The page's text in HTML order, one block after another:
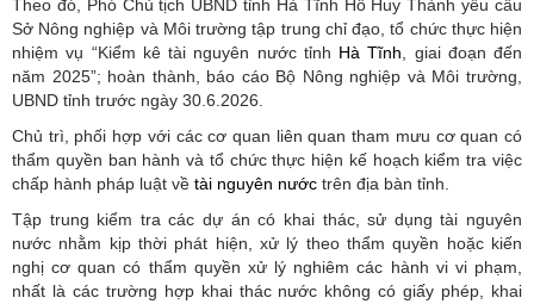
Theo đó, Phó Chủ tịch UBND tỉnh Hà Tĩnh Hồ Huy Thành yêu cầu
Sở Nông nghiệp và Môi trường tập trung chỉ đạo, tổ chức thực hiện
nhiệm vụ “Kiểm kê tài nguyên nước tỉnh Hà Tĩnh , giai đoạn đến
năm 2025”; hoàn thành, báo cáo Bộ Nông nghiệp và Môi trường,
UBND tỉnh trước ngày 30.6.2026.
Chủ trì, phối hợp với các cơ quan liên quan tham mưu cơ quan có
thẩm quyền ban hành và tổ chức thực hiện kế hoạch kiểm tra việc
chấp hành pháp luật về tài nguyên nước trên địa bàn tỉnh.
Tập trung kiểm tra các dự án có khai thác, sử dụng tài nguyên
nước nhằm kịp thời phát hiện, xử lý theo thẩm quyền hoặc kiến
nghị cơ quan có thẩm quyền xử lý nghiêm các hành vi vi phạm,
nhất là các trường hợp khai thác nước không có giấy phép, khai